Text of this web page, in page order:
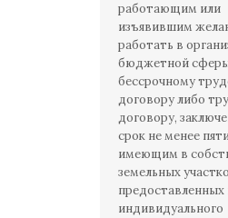
работающим или
изъявившим
работать в
бюджетной
бессрочному
договору либо
договору,
срок не менее
имеющим в
земельных
предоставленных
индивидуального